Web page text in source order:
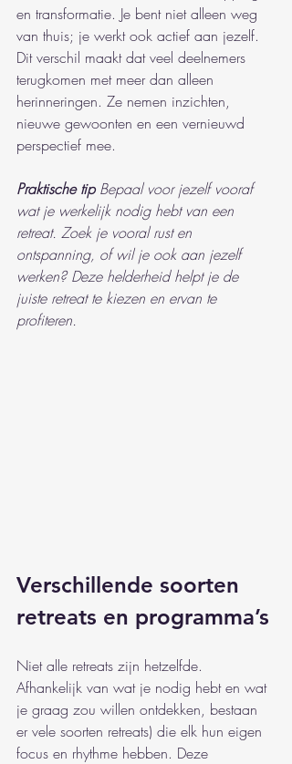
en transformatie. Je bent niet alleen weg
van thuis; je werkt ook actief aan jezelf.
Dit verschil maakt dat veel deelnemers
terugkomen met meer dan alleen
herinneringen. Ze nemen inzichten,
nieuwe gewoonten en een vernieuwd
perspectief mee.
Praktische tip Bepaal voor jezelf vooraf
wat je werkelijk nodig hebt van een
retreat. Zoek je vooral rust en
ontspanning, of wil je ook aan jezelf
werken? Deze helderheid helpt je de
juiste retreat te kiezen en ervan te
profiteren.
Verschillende soorten
retreats en programma’s
Niet alle retreats zijn hetzelfde.
Afhankelijk van wat je nodig hebt en wat
je graag zou willen ontdekken, bestaan
er vele soorten retreats) die elk hun eigen
focus en rhythme hebben. Deze